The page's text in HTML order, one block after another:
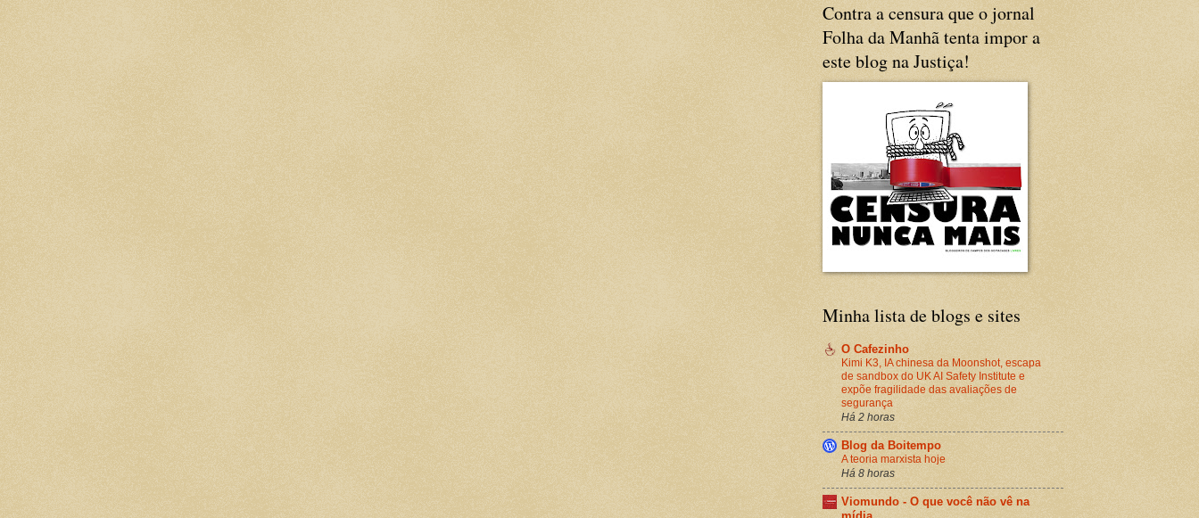
Contra a censura que o jornal
Folha da Manhã tenta impor a
este blog na Justiça!
Minha lista de blogs e sites
O Cafezinho
Kimi K3, IA chinesa da Moonshot, escapa
de sandbox do UK AI Safety Institute e
expõe fragilidade das avaliações de
segurança
Há 2 horas
Blog da Boitempo
A teoria marxista hoje
Há 8 horas
Viomundo - O que você não vê na
mídia